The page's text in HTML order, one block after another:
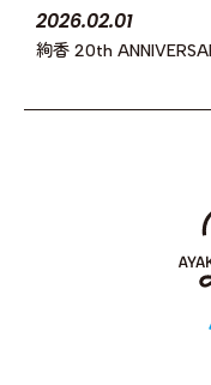
2026.02.01
絢香 20th